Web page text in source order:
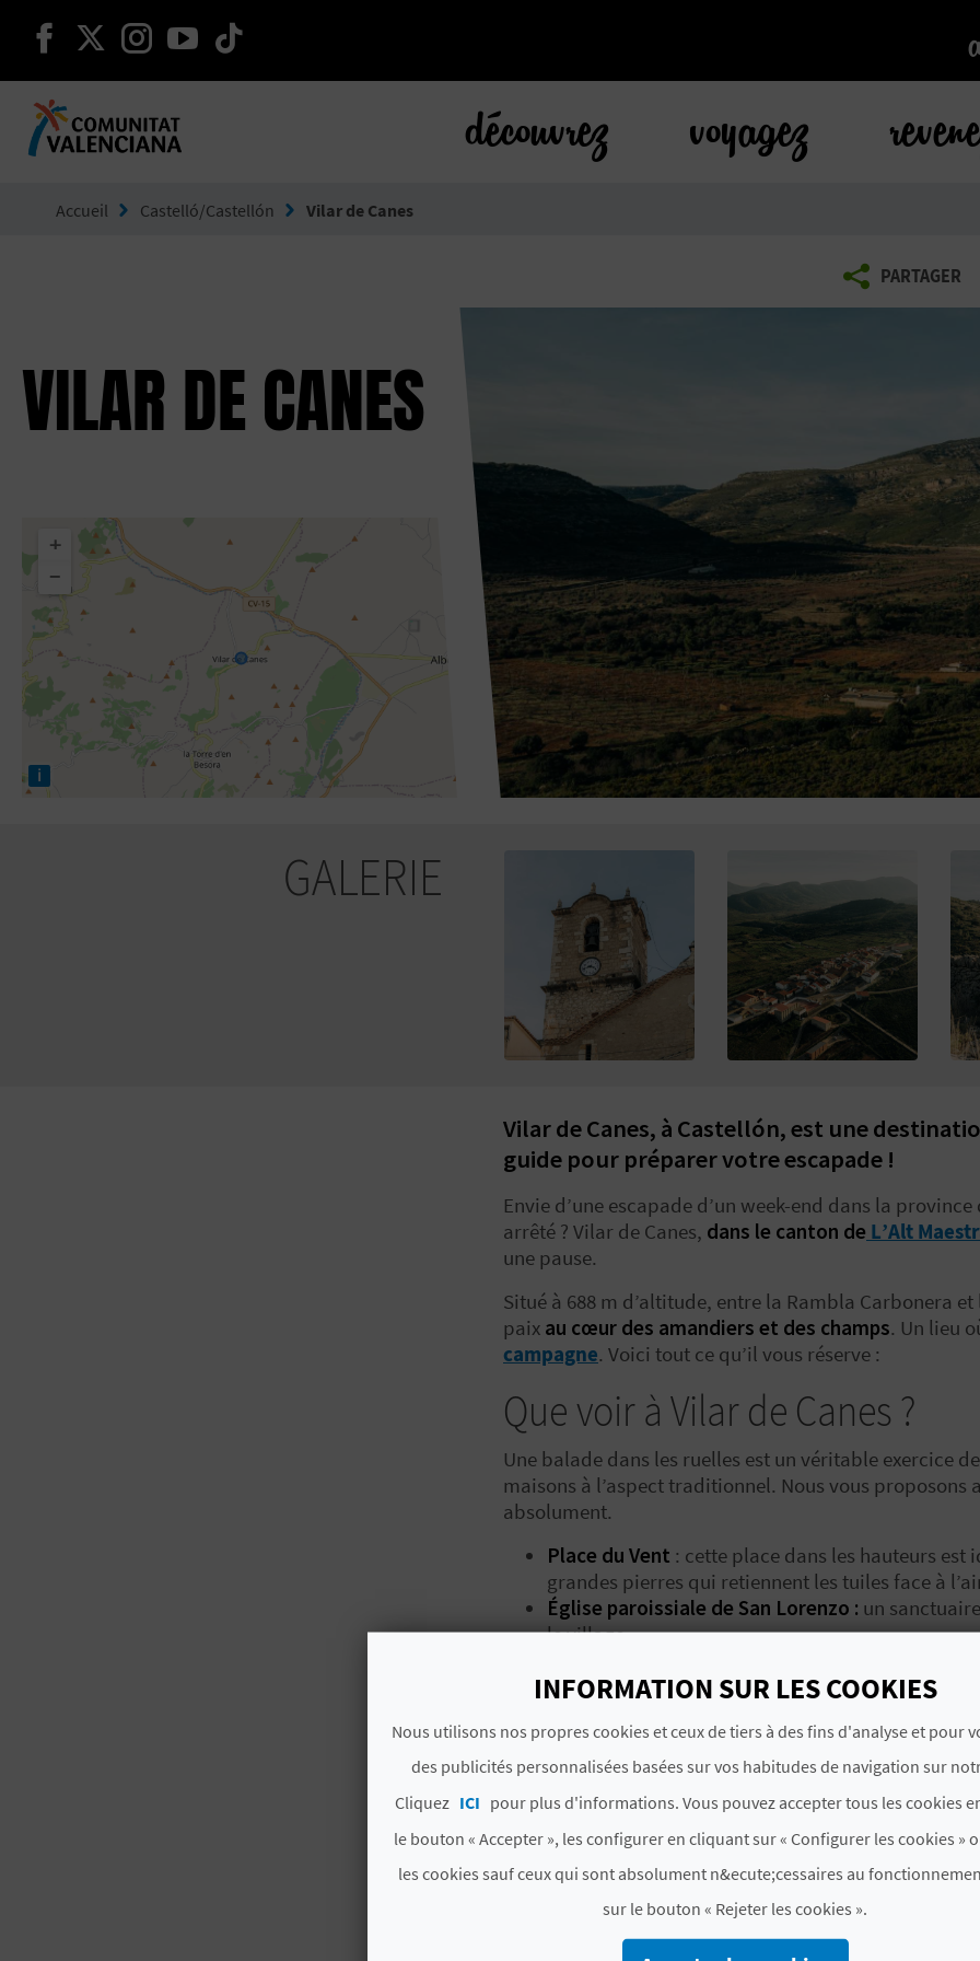
continuer sur facebook
continuer sur twitter
continuer sur instagram
continuer sur youtube
découvrez voyagez
Accueil Castelló/Castellón Vilar de Canes
VILAR DE CANES
+
−
i
PARTAGER
GALERIE
Vilar de Canes, à Castellón, est une
guide pour préparer votre escapade !
Envie d’une escapade d’un week-end dans la province
arrêté ? Vilar de Canes, dans le canton de L’Alt
une pause.
Situé à 688 m d’altitude, entre la Rambla Carbonera
paix au cœur des amandiers et des champs. Un lieu
campagne. Voici tout ce qu’il vous réserve :
Que voir à Vilar de Canes ?
Une balade dans les ruelles est un véritable exercice
maisons à l’aspect traditionnel. Nous vous
absolument.
Place du Vent : cette place dans les hauteurs
grandes pierres qui retiennent les tuiles face à
Église paroissiale de San Lorenzo : un
le village.
: dans la
dans un bâtiment en pierre vous révèleles
Quelles activités y a-t-il à Vilar
Si vous préparez une escapade à Castellón avec les
naturels de Vilar de Canes avec desrandonnées
un grand bol d’air pur. Les grands ne seront pas en
Randonnées etVTT : ne manquez pas l’itinéraire
place de la Setena et s’étend sur environ 10
INFORMATION SUR LES COOKIES
Nous utilisons nos propres cookies et ceux de tiers à des fins d'analyse et pour
des publicités personnalisées basées sur vos habitudes de navigation sur
Cliquez ICI pour plus d'informations. Vous pouvez accepter tous les cookies
le bouton « Accepter », les configurer en cliquant sur « Configurer les cookies »
les cookies sauf ceux qui sont absolument n&ecute;cessaires au
sur le bouton « Rejeter les cookies ».